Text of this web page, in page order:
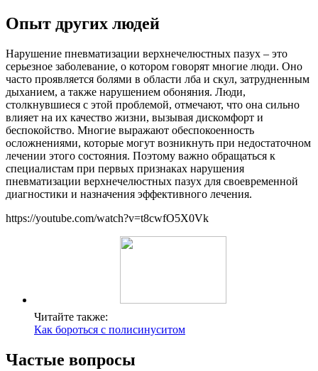
Опыт других людей
Нарушение пневматизации верхнечелюстных пазух – это
серьезное заболевание, о котором говорят многие люди. Оно
часто проявляется болями в области лба и скул, затрудненным
дыханием, а также нарушением обоняния. Люди,
столкнувшиеся с этой проблемой, отмечают, что она сильно
влияет на их качество жизни, вызывая дискомфорт и
беспокойство. Многие выражают обеспокоенность
осложнениями, которые могут возникнуть при недостаточном
лечении этого состояния. Поэтому важно обращаться к
специалистам при первых признаках нарушения
пневматизации верхнечелюстных пазух для своевременной
диагностики и назначения эффективного лечения.
https://youtube.com/watch?v=t8cwfO5X0Vk
Читайте также:
Как бороться с полисинуситом
Частые вопросы